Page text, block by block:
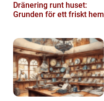
Dränering runt huset:
Grunden för ett friskt hem